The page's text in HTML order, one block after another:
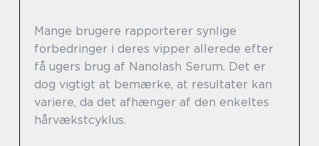
Mange brugere rapporterer synlige
forbedringer i deres vipper allerede efter
få ugers brug af Nanolash Serum. Det er
dog vigtigt at bemærke, at resultater kan
variere, da det afhænger af den enkeltes
hårvækstcyklus.